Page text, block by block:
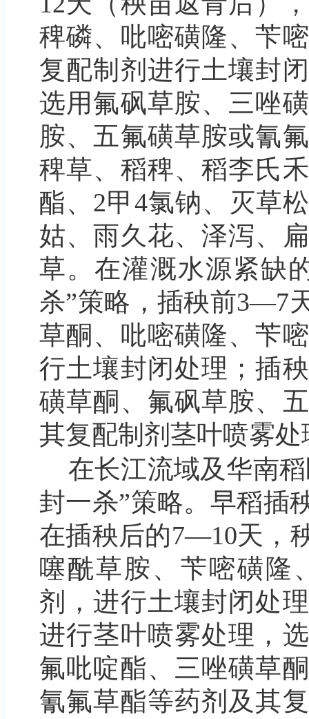
稗磷、吡嘧磺隆、苄
复配制剂进行土壤封
选用 氟砜草胺、三唑
胺、五氟磺草胺或氰
稗草、稻稗、稻李氏
酯、2甲4氯钠、灭草
姑、雨久花、泽泻、
草。在灌溉水源紧缺
杀”策略，插秧前3—7
草酮、吡嘧磺隆、苄
行土壤封闭处理；插
磺草酮 、氟砜草胺、
其复配制剂茎叶喷雾处
在长江流域及华南
封一杀”策略。 早稻插
在插秧后的7—10天，
噻酰草胺、苄嘧磺隆
剂，进行土壤封闭处
进行茎叶喷雾处理，
氟吡啶酯、三唑磺草
氰氟草酯等药剂及其